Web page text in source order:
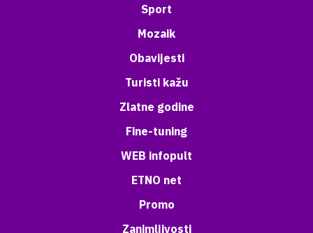
Sport
Mozaik
Obavijesti
Turisti kažu
Zlatne godine
Fine-tuning
WEB infopult
ETNO net
Promo
Zanimljivosti